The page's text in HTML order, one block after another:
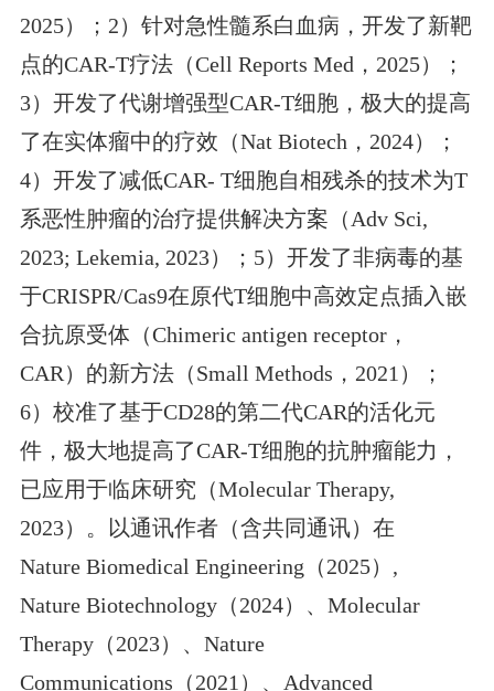
2025）；2）针对急性髓系白血病，开发了新靶
点的CAR-T疗法（Cell Reports Med，2025）；
3）开发了代谢增强型CAR-T细胞，极大的提高
了在实体瘤中的疗效（Nat Biotech，2024）；
4）开发了减低CAR- T细胞自相残杀的技术为T
系恶性肿瘤的治疗提供解决方案（Adv Sci,
2023; Lekemia, 2023）；5）开发了非病毒的基
于CRISPR/Cas9在原代T细胞中高效定点插入嵌
合抗原受体（Chimeric antigen receptor，
CAR）的新方法（Small Methods，2021）；
6）校准了基于CD28的第二代CAR的活化元
件，极大地提高了CAR-T细胞的抗肿瘤能力，
已应用于临床研究（Molecular Therapy,
2023）。以通讯作者（含共同通讯）在
Nature Biomedical Engineering（2025）,
Nature Biotechnology（2024）、Molecular
Therapy（2023）、Nature
Communications（2021）、Advanced